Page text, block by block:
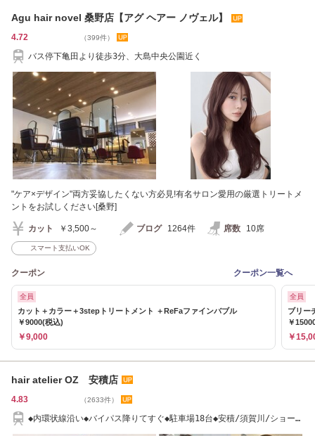
Agu hair novel 桑野店【アグ ヘアー ノヴェル】
4.72 （399件）
バス停下亀田より徒歩3分、大島中央公園近く
"ケア×デザイン"両方妥協したくない方必見!有名サロン愛用の厳選トリートメ
ントをお試しください[桑野]
カット ￥3,500～ ブログ 1264件 席数 10席
スマート支払いOK
クーポン クーポン一覧へ
全員
カット＋カラー＋3stepトリートメント ＋ReFaファインバブル
￥9000(税込)
￥9,000
全員
ブリー
￥
￥
hair atelier OZ 安積店
4.83 （2633件）
◆内環状線沿い◆バイパス降りてすぐ◆駐車場18台◆安積/須賀川/ショート